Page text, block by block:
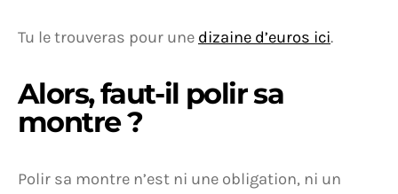
Tu le trouveras pour une dizaine d’euros ici.
Alors, faut-il polir sa
montre ?
Polir sa montre n’est ni une obligation, ni un